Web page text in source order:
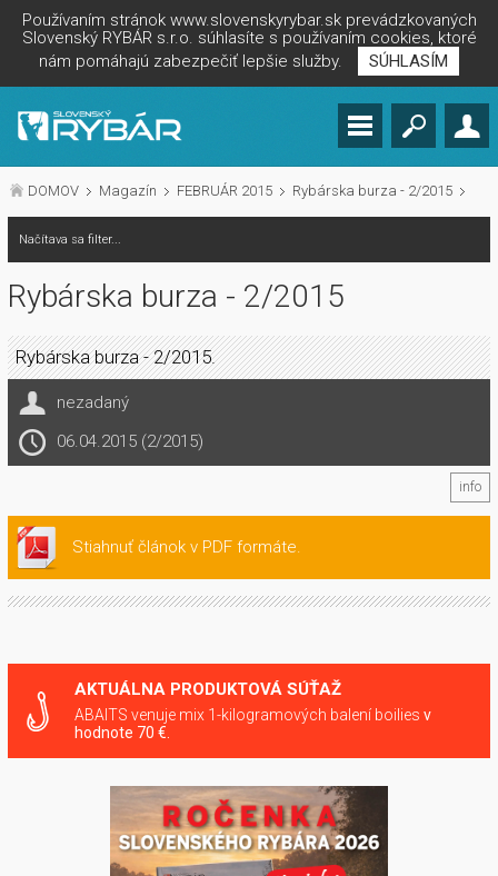
Používaním stránok www.slovenskyrybar.sk prevádzkovaných
Slovenský RYBÁR s.r.o. súhlasíte s používaním cookies, ktoré
nám pomáhajú zabezpečiť lepšie služby.
SÚHLASÍM
DOMOV Magazín FEBRUÁR 2015 Rybárska burza - 2/2015
Načítava sa filter...
Rybárska burza - 2/2015
Rybárska burza - 2/2015.
nezadaný
06.04.2015 (2/2015)
info
Stiahnuť článok v PDF formáte.
AKTUÁLNA PRODUKTOVÁ SÚŤAŽ
ABAITS venuje mix 1-kilogramových balení boilies v
hodnote 70 €.